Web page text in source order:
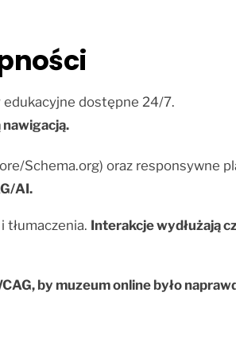
dostępne 24/7.
nawigacją.
Schema.org) oraz responsywne
AI.
Interakcje wydłużają
by muzeum online było